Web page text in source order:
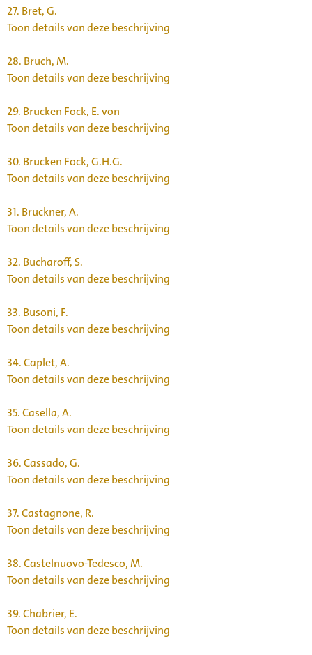
27. Bret, G.
Toon details van deze beschrijving
28. Bruch, M.
Toon details van deze beschrijving
29. Brucken Fock, E. von
Toon details van deze beschrijving
30. Brucken Fock, G.H.G.
Toon details van deze beschrijving
31. Bruckner, A.
Toon details van deze beschrijving
32. Bucharoff, S.
Toon details van deze beschrijving
33. Busoni, F.
Toon details van deze beschrijving
34.Caplet, A.
Toon details van deze beschrijving
35.Casella, A.
Toon details van deze beschrijving
36.Cassado, G.
Toon details van deze beschrijving
37.Castagnone, R.
Toon details van deze beschrijving
38.Castelnuovo-Tedesco, M.
Toon details van deze beschrijving
39.Chabrier, E.
Toon details van deze beschrijving